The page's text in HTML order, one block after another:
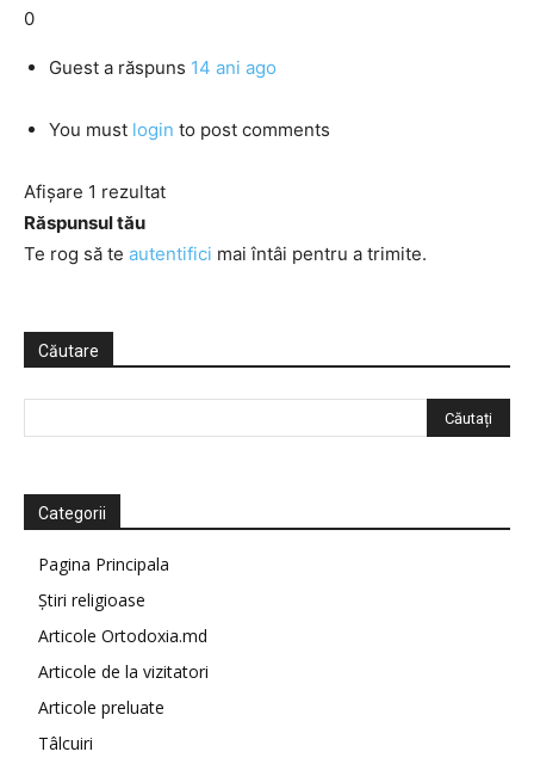
0
Guest a răspuns 14 ani ago
You must login to post comments
Afișare 1 rezultat
Răspunsul tău
Te rog să te autentifici mai întâi pentru a trimite.
Căutare
Categorii
Pagina Principala
Știri religioase
Articole Ortodoxia.md
Articole de la vizitatori
Articole preluate
Tâlcuiri